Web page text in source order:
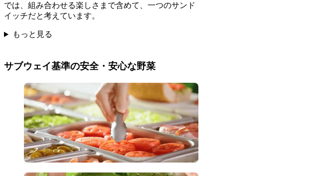
では、組み合わせる楽しさまで含めて、一つのサンド
イッチだと考えています。
もっと見る
サブウェイ基準の安全・安心な野菜